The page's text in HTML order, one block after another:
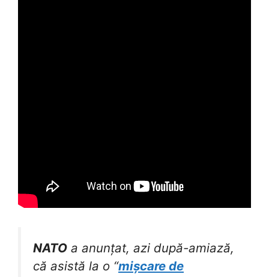
NATO a anunțat, azi după-amiază,
că asistă la o “mișcare de